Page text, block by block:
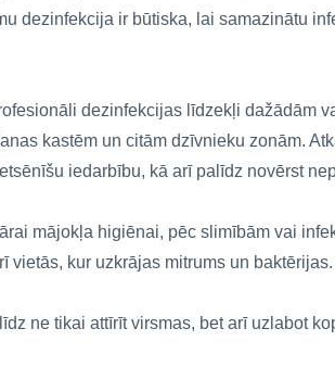
dezinfekcija ir būtiska, lai samazinātu
dezinfekcijas līdzekļi dažādām
kastēm un citām dzīvnieku zonām.
iedarbību, kā arī palīdz novērst
mājokļa higiēnai, pēc slimībām vai
vietās, kur uzkrājas mitrums un baktērijas.
ne tikai attīrīt virsmas, bet arī uzlabot